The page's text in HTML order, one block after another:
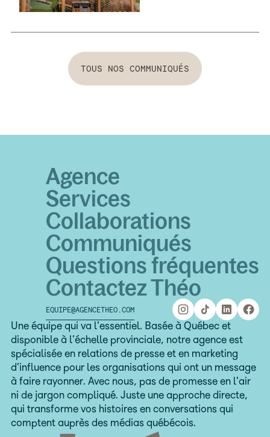
Tous nos communiqués
TOUS NOS COMMUNIQUÉS
Une équipe qui va l'essentiel. Basée à Québec et
disponible à l'échelle provinciale, notre agence est
spécialisée en relations de presse et en marketing
d'influence pour les organisations qui ont un message
à faire rayonner. Avec nous, pas de promesse en l'air
ni de jargon compliqué. Juste une approche directe,
qui transforme vos histoires en conversations qui
comptent auprès des médias québécois.
Agence
Services
Collaborations
Communiqués
Questions fréquentes
Contactez Théo
EQUIPE@AGENCETHEO.COM
equipe@agencetheo.com